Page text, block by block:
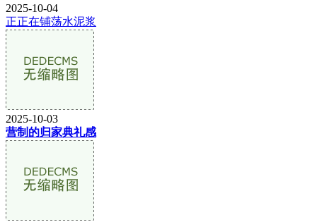
2025-10-04
正正在铺荡水泥浆
2025-10-03
营制的归家典礼感